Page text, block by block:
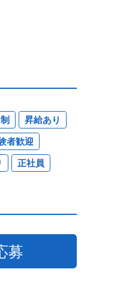
昇給あり
者歓迎
正社員
募